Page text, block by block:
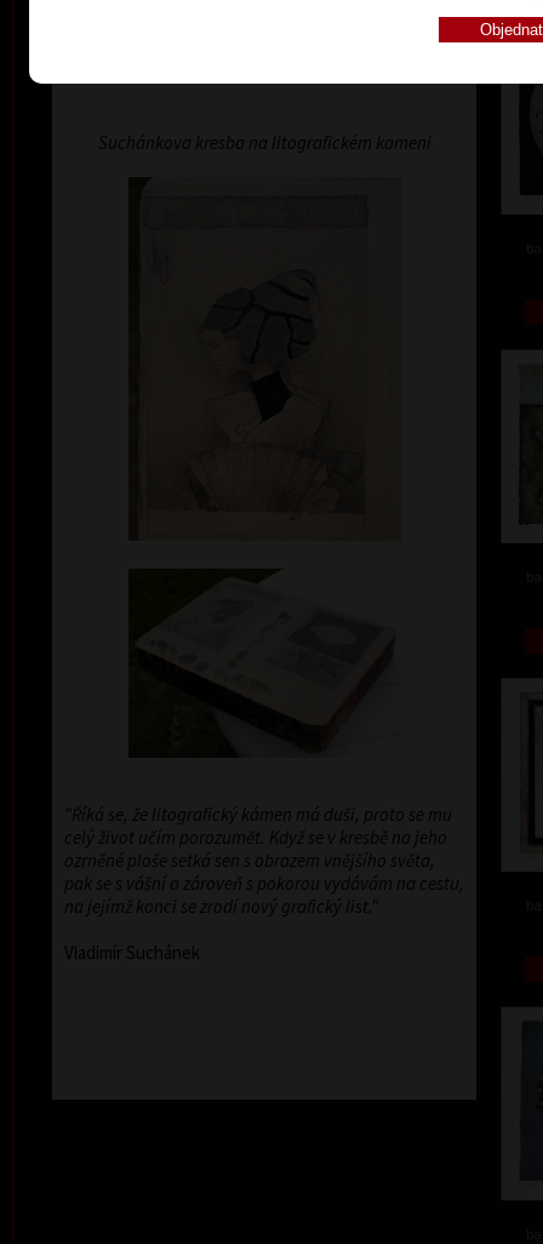
Suchánkova kresba na litografickém kameni
"Říká se, že litografický kámen má duši, proto se mu
celý život učím porozumět. Když se v kresbě na jeho
ozrněné ploše setká sen s obrazem vnějšího světa,
pak se s vášní a zároveň s pokorou vydávám na cestu,
na jejímž konci se zrodí nový grafický list."
Vladimír Suchánek